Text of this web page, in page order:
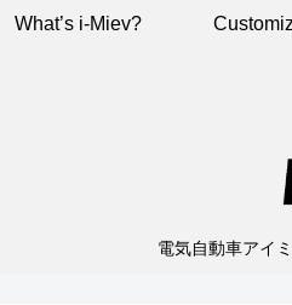
電気自動車アイ
What’s i-Miev?